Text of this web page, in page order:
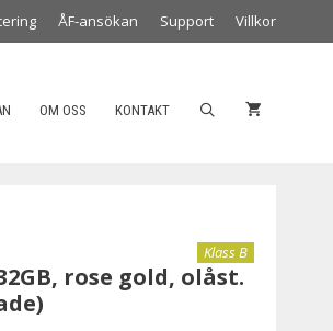
ÅF-ansökan Support Villkor
OM OSS KONTAKT
rose gold, olåst.
Klass B